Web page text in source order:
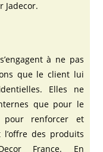
à ne pas
que le client lui
Elles ne
que pour le
renforcer et
des produits
France. En